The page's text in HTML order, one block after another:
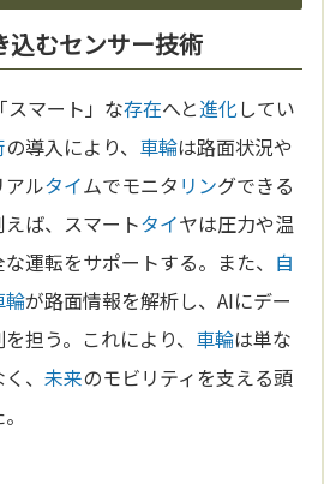
込むセンサー技術
スマート」な存在へと進化してい
の導入により、 車輪は路面状況や
ルタイムでモニタ リングできる
ば、スマートタイヤは圧力や温
運転をサポートする。また、 自
輪が路面情報を解析し、AIにデー
担う。これにより、 車輪は単な
く、未来のモビリティを支える頭